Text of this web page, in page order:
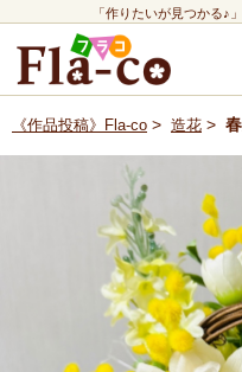
「作りたいが見つかる♪
《作品投稿》Fla-co > 造花 >